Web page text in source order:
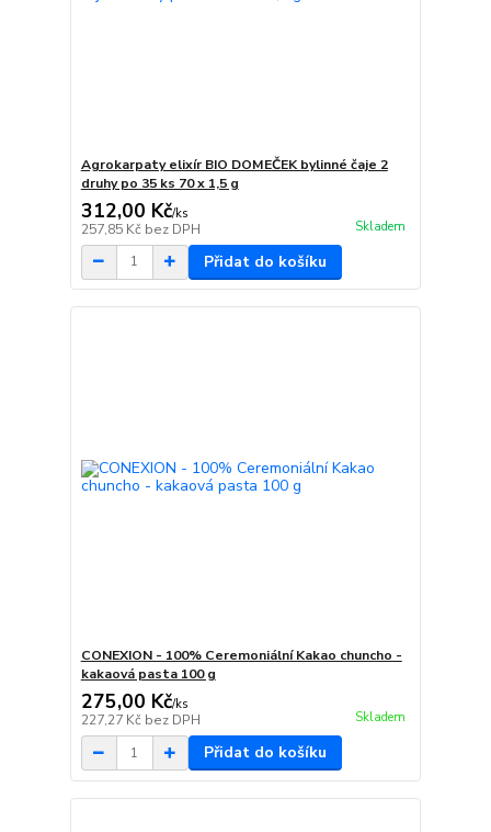
Agrokarpaty elixír BIO DOMEČEK bylinné čaje 2
druhy po 35 ks 70 x 1,5 g
312,00 Kč/ks
257,85 Kč bez DPH Skladem
Přidat do košíku
CONEXION - 100% Ceremoniální Kakao chuncho -
kakaová pasta 100 g
275,00 Kč/ks
227,27 Kč bez DPH Skladem
Přidat do košíku